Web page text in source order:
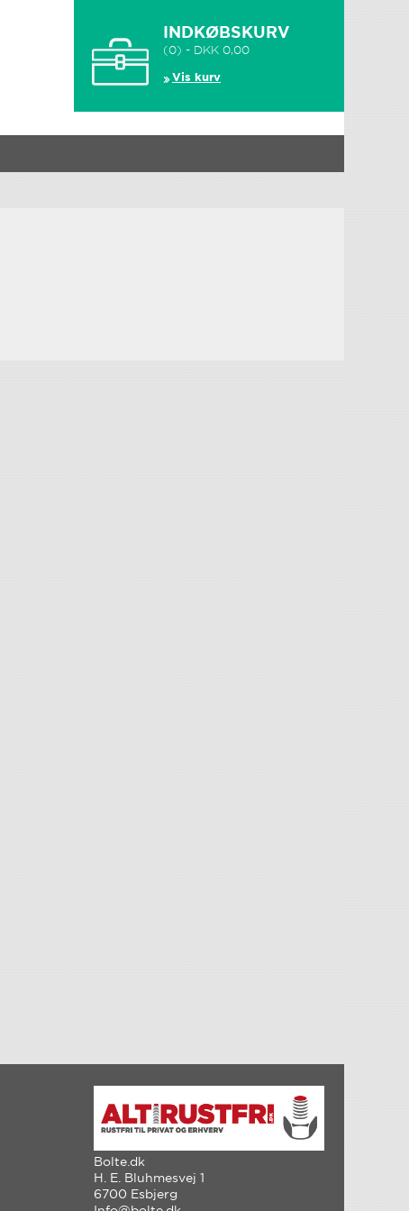
INDKØBSKURV
(0) - DKK 0,00
Vis kurv
Bolte.dk
H. E. Bluhmesvej 1
6700 Esbjerg